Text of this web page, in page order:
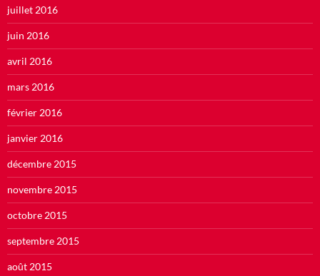
juillet 2016
juin 2016
avril 2016
mars 2016
février 2016
janvier 2016
décembre 2015
novembre 2015
octobre 2015
septembre 2015
août 2015